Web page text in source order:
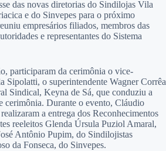
das novas diretorias do Sindilojas Vila
e do Sinvepes para o próximo
empresários filiados, membros das
e representantes do Sistema
participaram da cerimônia o vice-
Sipolatti, o superintendente Wagner Corrêa
Sindical, Keyna de Sá, que conduziu a
cerimônia. Durante o evento, Cláudio
a entrega dos Reconhecimentos
reeleitos Glenda Úrsula Puziol Amaral,
Antônio Pupim, do Sindilojistas
da Fonseca, do Sinvepes.